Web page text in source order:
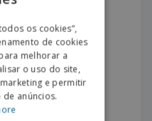
SPANISH
os cookies”,
de cookies
melhorar a
o uso do site,
e permitir
de anúncios.